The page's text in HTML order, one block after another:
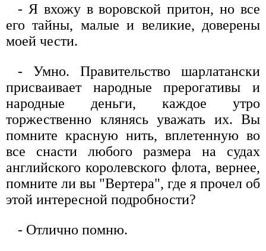
- Я вхожу в воровской притон, но все
его тайны, малые и великие, доверены
моей чести.
- Умно. Правительство шарлатански
присваивает народные прерогативы и
народные деньги, каждое утро
торжественно клянясь уважать их. Вы
помните красную нить, вплетенную во
все снасти любого размера на судах
английского королевского флота, вернее,
помните ли вы "Вертера", где я прочел об
этой интересной подробности?
- Отлично помню.